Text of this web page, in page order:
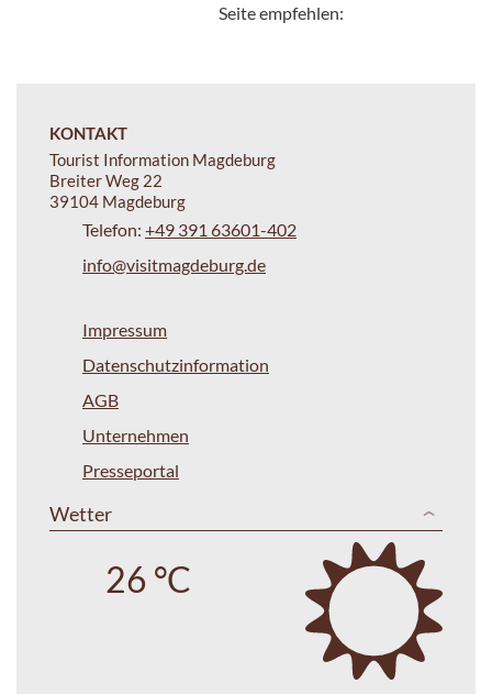
Seite empfehlen:
KONTAKT
Tourist Information Magdeburg
Breiter Weg 22
39104 Magdeburg
Telefon: +49 391 63601-402
info@visitmagdeburg.de
Impressum
Datenschutzinformation
AGB
Unternehmen
Presseportal
Wetter
26 °C